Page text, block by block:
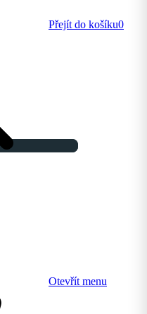
Přejít do košíku0
Otevřít menu